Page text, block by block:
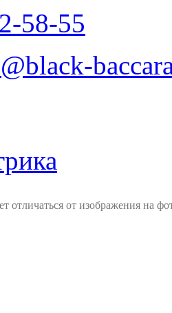
58-55
отличаться от изображения на